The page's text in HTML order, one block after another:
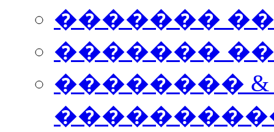
�������
������� ���
��������